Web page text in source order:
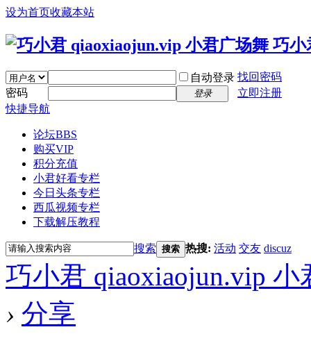
设为首页收藏本站
自动登录 找回密码
密码
登录
立即注册
快捷导航
论坛BBS
购买VIP
积分充值
小君好看专栏
今日头条专栏
西瓜视频专栏
下载解压教程
搜索 搜索 热搜: 活动 交友 discuz
巧小君 qiaoxiaojun.vip
› 分享